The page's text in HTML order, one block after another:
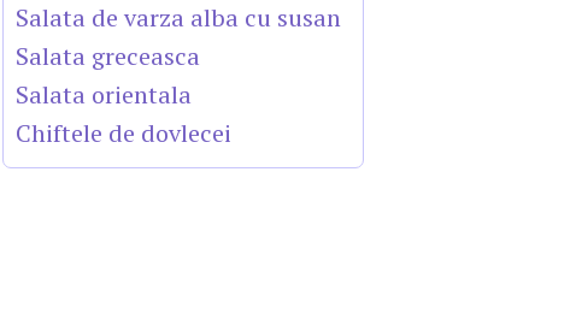
Salata de varza alba cu susan
Salata greceasca
Salata orientala
Chiftele de dovlecei